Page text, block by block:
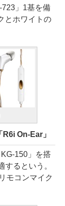
」1基を備
とホワイトの
On-Ear」
150」を搭
るという。
モコンマイク